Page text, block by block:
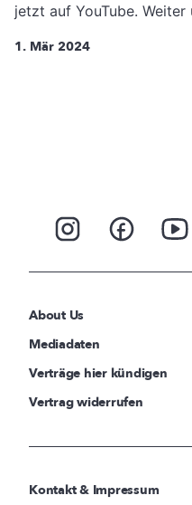
jetzt auf YouTube.
1. Mär 2024
About Us
Mediadaten
Verträge hier kündigen
Vertrag widerrufen
Kontakt & Impressum